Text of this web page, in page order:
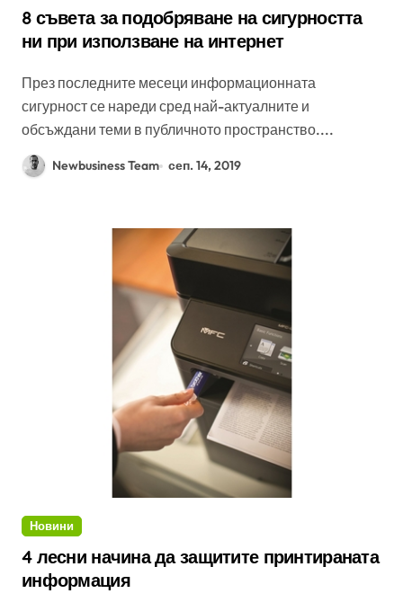
8 съвета за подобряване на сигурността
ни при използване на интернет
През последните месеци информационната
сигурност се нареди сред най-актуалните и
обсъждани теми в публичното пространство....
Newbusiness Team сеп. 14, 2019
Новини
4 лесни начина да защитите принтираната
информация